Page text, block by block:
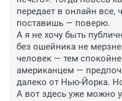
передает в онлайн все,
поставишь — поверю.
А я не хочу быть
без ошейника не
человек — тем
американцем —
далеко от Нью-Йорка.
А вот здесь уже можно